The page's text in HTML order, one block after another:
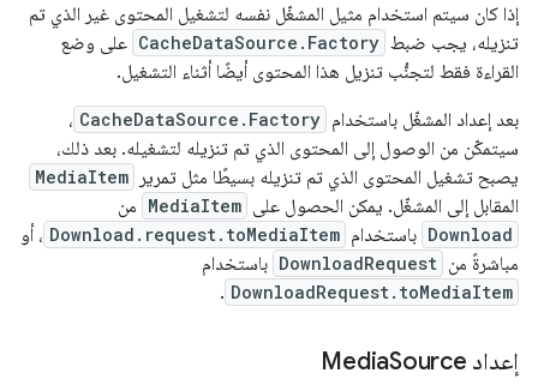
إذا كان سيتم استخدام مثيل المشغّل نفسه لتشغيل المحتوى غير الذي تم
تنزيله، يجب ضبط CacheDataSource.Factory على وضع
القراءة فقط لتجنُّب تنزيل هذا المحتوى أيضًا أثناء التشغيل.
بعد إعداد المشغّل باستخدام CacheDataSource.Factory ،
سيتمكّن من الوصول إلى المحتوى الذي تم تنزيله لتشغيله. بعد ذلك،
يصبح تشغيل المحتوى الذي تم تنزيله بسيطًا مثل تمرير
MediaItem
المقابل إلى المشغّل. يمكن الحصول على MediaItem من
Download باستخدام Download.request.toMediaItem ، أو
مباشرةً من DownloadRequest باستخدام
DownloadRequest.toMediaItem
.
إعداد Media Source